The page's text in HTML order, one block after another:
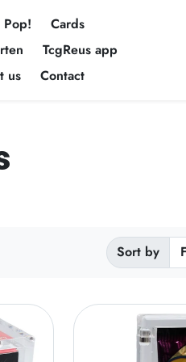
Pop!
Cards
TcgReus app
us Contact
Sort by